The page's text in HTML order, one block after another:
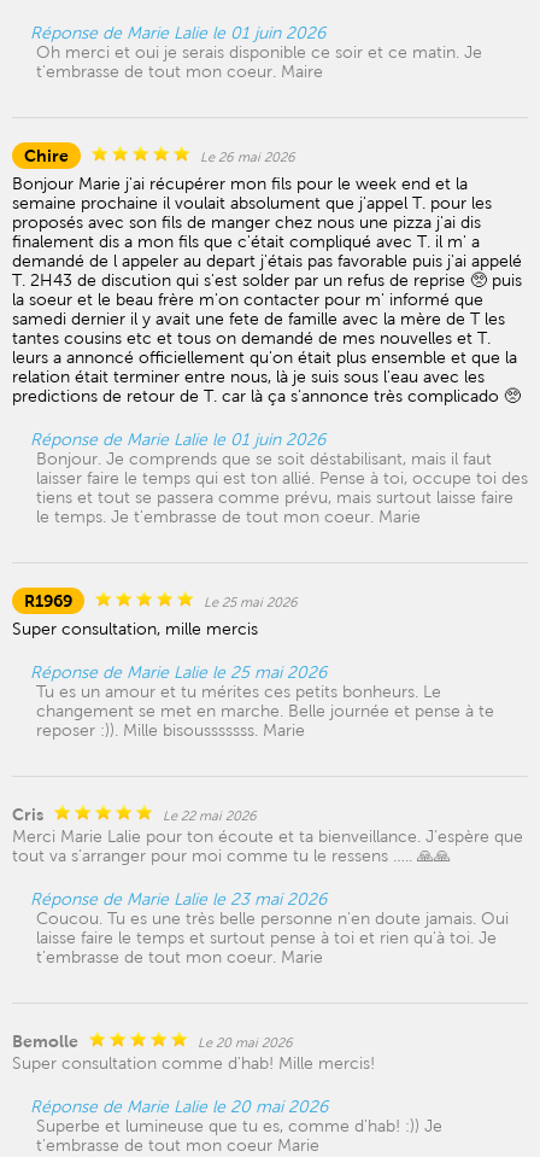
Réponse de Marie Lalie le 01 juin 2026
Oh merci et oui je serais disponible ce soir et ce matin. Je
t'embrasse de tout mon coeur. Maire
Chire Le 26 mai 2026
Bonjour Marie j'ai récupérer mon fils pour le week end et la
semaine prochaine il voulait absolument que j'appel T. pour les
proposés avec son fils de manger chez nous une pizza j'ai dis
finalement dis a mon fils que c'était compliqué avec T. il m' a
demandé de l appeler au depart j'étais pas favorable puis j'ai appelé
T. 2H43 de discution qui s'est solder par un refus de reprise 🥺 puis
la soeur et le beau frère m'on contacter pour m' informé que
samedi dernier il y avait une fete de famille avec la mère de T les
tantes cousins etc et tous on demandé de mes nouvelles et T.
leurs a annoncé officiellement qu'on était plus ensemble et que la
relation était terminer entre nous, là je suis sous l'eau avec les
predictions de retour de T. car là ça s'annonce très complicado 🥺
Réponse de Marie Lalie le 01 juin 2026
Bonjour. Je comprends que se soit déstabilisant, mais il faut
laisser faire le temps qui est ton allié. Pense à toi, occupe toi des
tiens et tout se passera comme prévu, mais surtout laisse faire
le temps. Je t'embrasse de tout mon coeur. Marie
R1969 Le 25 mai 2026
Super consultation, mille mercis
Réponse de Marie Lalie le 25 mai 2026
Tu es un amour et tu mérites ces petits bonheurs. Le
changement se met en marche. Belle journée et pense à te
reposer :)). Mille bisousssssss. Marie
Cris Le 22 mai 2026
Merci Marie Lalie pour ton écoute et ta bienveillance. J’espère que
tout va s’arranger pour moi comme tu le ressens ….. 🙏🙏
Réponse de Marie Lalie le 23 mai 2026
Coucou. Tu es une très belle personne n'en doute jamais. Oui
laisse faire le temps et surtout pense à toi et rien qu'à toi. Je
t'embrasse de tout mon coeur. Marie
Bemolle Le 20 mai 2026
Super consultation comme d'hab! Mille mercis!
Réponse de Marie Lalie le 20 mai 2026
Superbe et lumineuse que tu es, comme d'hab! :)) Je
t'embrasse de tout mon coeur Marie